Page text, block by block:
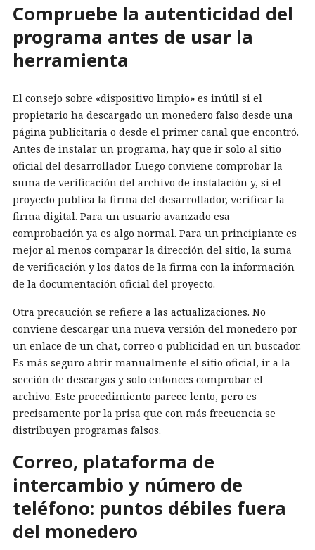
Compruebe la autenticidad del
programa antes de usar la
herramienta
El consejo sobre «dispositivo limpio» es inútil si el
propietario ha descargado un monedero falso desde una
página publicitaria o desde el primer canal que encontró.
Antes de instalar un programa, hay que ir solo al sitio
oficial del desarrollador. Luego conviene comprobar la
suma de verificación del archivo de instalación y, si el
proyecto publica la firma del desarrollador, verificar la
firma digital. Para un usuario avanzado esa
comprobación ya es algo normal. Para un principiante es
mejor al menos comparar la dirección del sitio, la suma
de verificación y los datos de la firma con la información
de la documentación oficial del proyecto.
Otra precaución se refiere a las actualizaciones. No
conviene descargar una nueva versión del monedero por
un enlace de un chat, correo o publicidad en un buscador.
Es más seguro abrir manualmente el sitio oficial, ir a la
sección de descargas y solo entonces comprobar el
archivo. Este procedimiento parece lento, pero es
precisamente por la prisa que con más frecuencia se
distribuyen programas falsos.
Correo, plataforma de
intercambio y número de
teléfono: puntos débiles fuera
del monedero